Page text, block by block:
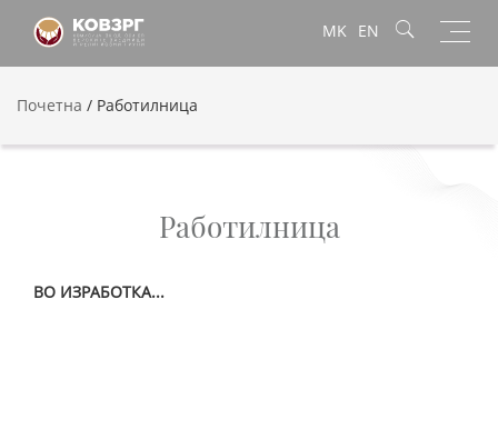
MK EN
Почетна / Работилница
Работилница
ВО ИЗРАБОТКА...